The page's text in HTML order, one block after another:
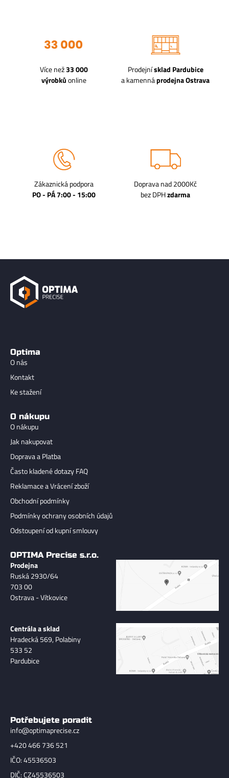
Více než33 000
výrobkůonline
Prodejnísklad Pardubice
a kamennáprodejna Ostrava
Zákaznická podpora
PO - PÁ 7:00 - 15:00
Doprava nad 2000Kč
bez DPHzdarma
Optima
O nás
Kontakt
Ke stažení
O nákupu
O nákupu
Jak nakupovat
Doprava a Platba
Často kladené dotazy FAQ
Reklamace a Vrácení zboží
Obchodní podmínky
Podmínky ochrany osobních údajů
Odstoupení od kupní smlouvy
OPTIMA Precise s.r.o.
Prodejna
Ruská 2930/64
703 00
Ostrava - Vítkovice
Centrála a sklad
Hradecká 569, Polabiny
533 52
Pardubice
Potřebujete poradit
info@optimaprecise.cz
+420 466 736 521
IČO: 45536503
DIČ: CZ45536503